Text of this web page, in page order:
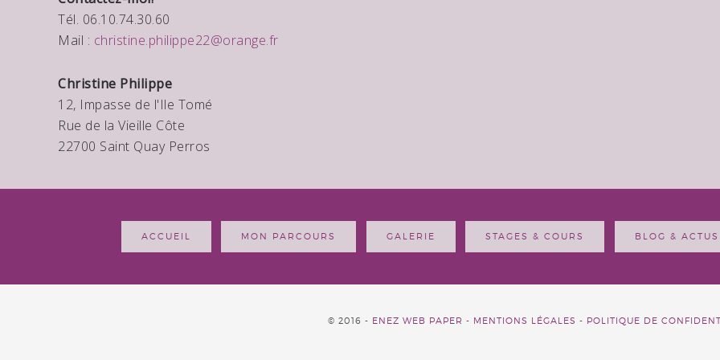
Tél. 06.10.74.30.60
Mail : christine.philippe22@orange.fr
Christine Philippe
12, Impasse de l'Ile Tomé
Rue de la Vieille Côte
22700 Saint Quay Perros
ACCUEIL MON PARCOURS GALERIE STAGES & COURS BLOG & ACTUS
© 2016 - ENEZ WEB PAPER - MENTIONS LÉGALES - POLITIQUE DE